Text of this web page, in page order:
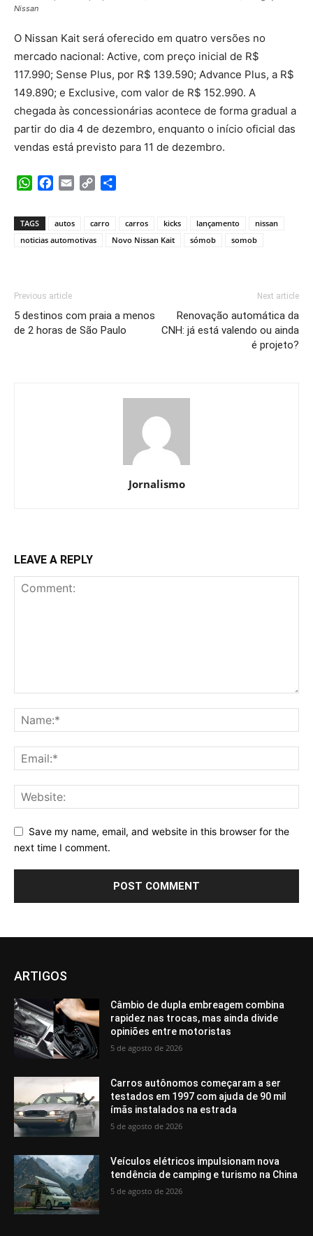
Nissan
O Nissan Kait será oferecido em quatro versões no
mercado nacional: Active, com preço inicial de R$
117.990; Sense Plus, por R$ 139.590; Advance Plus, a R$
149.890; e Exclusive, com valor de R$ 152.990. A
chegada às concessionárias acontece de forma gradual a
partir do dia 4 de dezembro, enquanto o início oficial das
vendas está previsto para 11 de dezembro.
WhatsApp
Facebook
Email Copy
TAGS autos carro carros kicks lançamento
nissan
noticias automotivas
Novo Nissan Kait sómob somob
Previous article
5 destinos com praia a menos
de 2 horas de São Paulo
Next article
Renovação automática da
CNH: já está valendo ou ainda
é projeto?
Jornalismo
LEAVE A REPLY
Save my name, email, and website in this browser for the
next time I comment.
ARTIGOS
Câmbio de dupla embreagem combina
rapidez nas trocas, mas ainda divide
opiniões entre motoristas
5 de agosto de 2026
Carros autônomos começaram a ser
testados em 1997 com ajuda de 90 mil
ímãs instalados na estrada
5 de agosto de 2026
Veículos elétricos impulsionam nova
tendência de camping e turismo na China
5 de agosto de 2026